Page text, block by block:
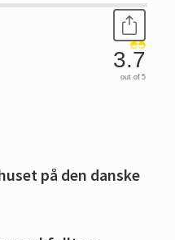
3.7
out of 5
på den danske